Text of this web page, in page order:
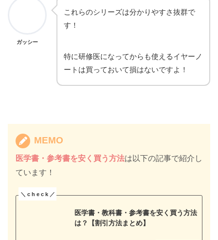
ガッシー
これらのシリーズは分かりやすさ抜群で
す！
特に研修医になってからも使えるイヤーノ
ートは買っておいて損はないですよ！
MEMO
医学書・参考書を安く買う方法は以下の記事で紹介し
ています！
医学書・教科書・参考書を安く買う方法
は？【割引方法まとめ】